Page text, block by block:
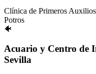
Clínica de Primeros
Potros
🐠
Acuario y Centro de
Sevilla